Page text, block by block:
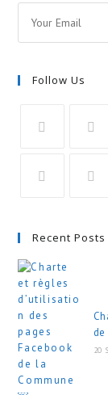
Follow Us
Recent Posts
20